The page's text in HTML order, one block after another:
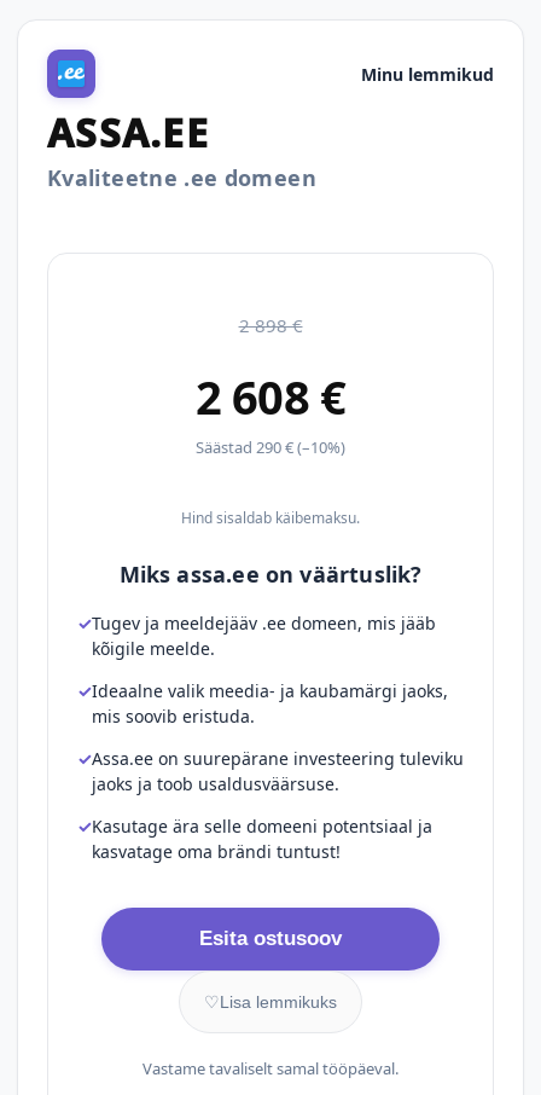
Minu lemmikud
ASSA.EE
Kvaliteetne .ee domeen
2 898 €
2 608 €
Säästad 290 € (–10%)
Hind sisaldab käibemaksu.
Miks assa.ee on väärtuslik?
Tugev ja meeldejääv .ee domeen, mis jääb
kõigile meelde.
Ideaalne valik meedia- ja kaubamärgi jaoks,
mis soovib eristuda.
Assa.ee on suurepärane investeering tuleviku
jaoks ja toob usaldusväärsuse.
Kasutage ära selle domeeni potentsiaal ja
kasvatage oma brändi tuntust!
Esita ostusoov
♡Lisa lemmikuks
Vastame tavaliselt samal tööpäeval.